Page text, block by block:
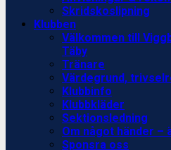
Skridskoslipning
Klubben
Välkommen till
Täby
Tränare
Värdegrund,
Klubbinfo
Klubbkläder
Sektionsledning
Om något händer –
Sponsra oss